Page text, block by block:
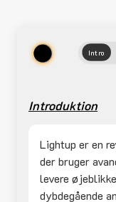
Intro
Introduktion
Lightup er en
der bruger
levere
dybdegående